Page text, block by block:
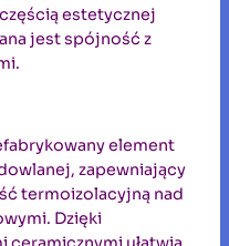
estetycznej
jest spójność z
element
zapewniający
termoizolacyjną nad
Dzięki